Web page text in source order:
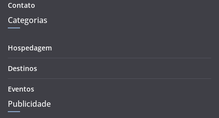
Contato
Categorias
Hospedagem
Destinos
Eventos
Publicidade